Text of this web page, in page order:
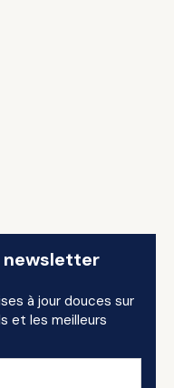
newsletter
à jour douces sur
et les meilleurs